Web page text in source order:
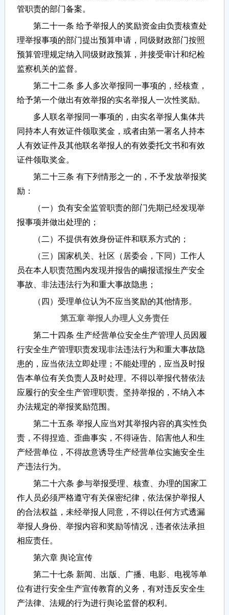
管职责的部门备案。
第二十一条 给予举报人的奖励资金由负责核查处
理举报事项的部门提出预算申请，同级财政部门按照
预算管理规定纳入同级财政预算，并接受审计和纪检
监察机关的监督。
第二十二条 多人多次举报同一事项的，经核查，
给予第一个做出有效举报的实名举报人一次性奖励。
多人联名举报同一事项的，由实名举报人集体共
同持本人有效证件领取奖金，或者由第一署名人持本
人有效证件及其他联名举报人的有效委托文书和有效
证件领取奖金。
第二十三条 有下列情形之一的，不予发放举报奖
励：
（一）负有安全监管职责的部门先期已经发现举
报事项并做出处理的；
（二）不提供有效身份证件和联系方式的；
（三）国家机关、社区（居委会，下同）工作人
员在本人职责范围内发现并报告的瞒报谎报生产安全
事故、非法违法行为和重大事故隐患；
（四）受理单位认为不应当奖励的其他情形。
第五章 举报人办理人义务责任
第二十四条 生产经营单位安全生产管理人员因履
行安全生产管理职责发现非法违法行为和重大事故隐
患的，应当依法立即处理；不能处理的，应当及时报
告本单位有关负责人及时处理。不得以举报代替依法
应履行的安全生产管理职责。坚持举报的，不纳入本
办法规定的举报奖励范围。
第二十五条 举报人应当对其举报内容的真实性负
责，不得捏造、歪曲事实，不得诬告、陷害他人和生
产经营单位，不得故意诱导生产经营单位实施安全生
产违法行为。
第二十六条 参与举报受理、核查、办理的国家工
作人员必须严格遵守有关保密纪律，依法保护举报人
的合法权益，未经举报人同意，不得以任何方式透漏
举报人身份、举报内容和奖励等情况，违者依法承担
相应责任。
第六章 舆论宣传
第二十七条 新闻、出版、广播、电影、电视等单
位有进行安全生产宣传教育的义务，有对违反安全生
产法律、法规的行为进行舆论监督的权利。